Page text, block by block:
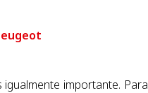
importante. Para